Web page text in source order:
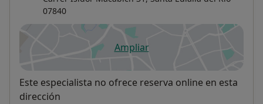
07840
Ampliarse abre en una nueva
Disponibilidad
Este especialista no ofrece reserva online en esta
dirección